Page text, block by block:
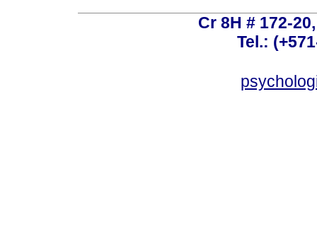
Cr 8H # 172-
Tel.: